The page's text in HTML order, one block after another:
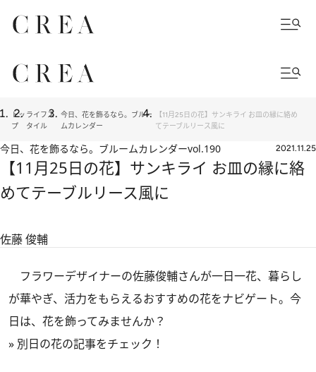
トッ
プ
ライフス
タイル
今日、花を飾るなら。ブルー
ムカレンダー
【11月25日の花】サンキライ お皿の縁に絡め
てテーブルリース風に
今日、花を飾るなら。ブルームカレンダーvol.190 2021.11.25
【11月25日の花】サンキライ お皿の縁に絡
めてテーブルリース風に
佐藤 俊輔
フラワーデザイナーの佐藤俊輔さんが一日一花、暮らし
が華やぎ、活力をもらえるおすすめの花をナビゲート。今
日は、花を飾ってみませんか？
» 別日の花の記事をチェック！